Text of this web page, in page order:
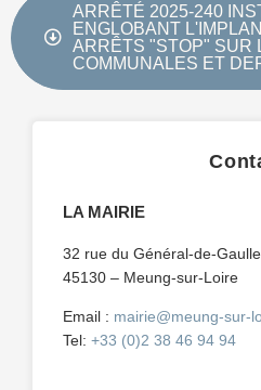
LA MAIRIE
32 rue du Général-de-Gaulle
45130 – Meung-sur-Loire
Email : mairie@meung-sur-
Tel: +33 (0)2 38 46 94 94
ARRÊTÉ 2025-240
ENGLOBANT
ARRÊTS "STOP" SUR
COMMUNALES ET